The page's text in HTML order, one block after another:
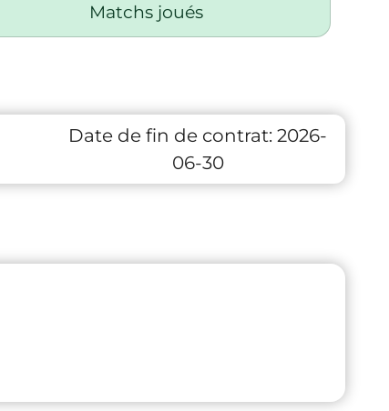
Matchs joués
Date de fin de contrat: 2026-
06-30